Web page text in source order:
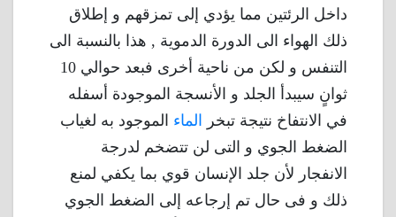
داخل الرئتين مما يؤدي إلى تمزقهم و إطلاق
ذلك الهواء الى الدورة الدموية , هذا بالنسبة الى
التنفس و لكن من ناحية أخرى فبعد حوالي 10
ثوانٍ سيبدأ الجلد و الأنسجة الموجودة أسفله
في الانتفاخ نتيجة تبخر
الماء الموجود به لغياب
الضغط الجوي و التى لن تتضخم لدرجة
الانفجار لأن جلد الإنسان قوي بما يكفي لمنع
ذلك و فى حال تم إرجاعه إلى الضغط الجوي